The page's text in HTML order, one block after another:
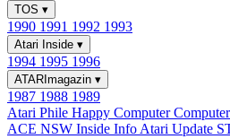
TOS ▾
1990 1991 1992 1993
Atari Inside ▾
1994 1995 1996
ATARImagazin ▾
1987 1988 1989
Atari Phile Happy Computer
ACE NSW Inside Info Atari Update